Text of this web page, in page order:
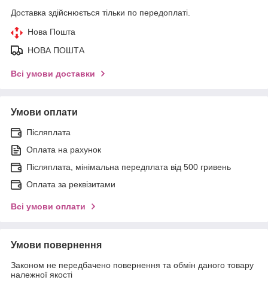
Доставка здійснюється тільки по передоплаті.
Нова Пошта
НОВА ПОШТА
Всі умови доставки
Умови оплати
Післяплата
Оплата на рахунок
Післяплата, мінімальна передплата від 500 гривень
Оплата за реквізитами
Всі умови оплати
Умови повернення
Законом не передбачено повернення та обмін даного товару
належної якості